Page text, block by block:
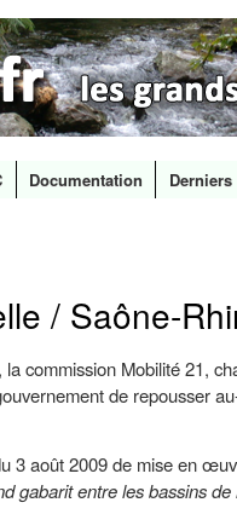
Documentation
/ Saône-
la commission Mobilité 21,
de repousser
3 août 2009 de mise en
gabarit entre les bassins